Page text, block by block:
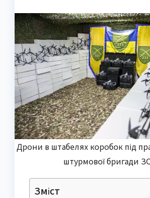
Дрони в штабелях коробок під
штурмової бригади
Зміст